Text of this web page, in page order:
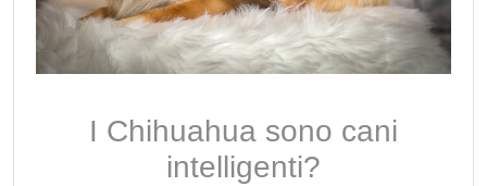
I Chihuahua sono cani
intelligenti?